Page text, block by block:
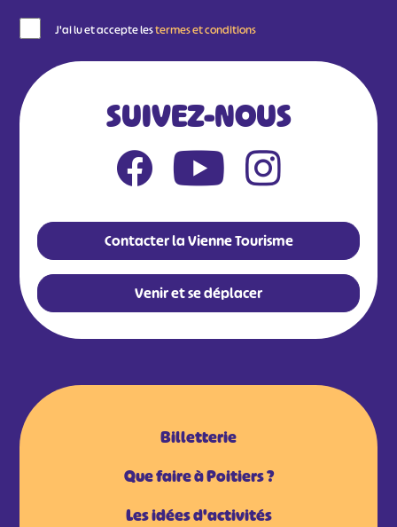
J'ai lu et accepte lestermes et conditions
SUIVEZ-NOUS
Contacter la Vienne Tourisme
Venir et se déplacer
Billetterie
Que faire à Poitiers ?
Les idées d'activités